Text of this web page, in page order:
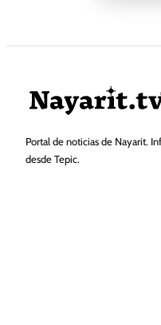
Portal de noticias de Nayarit.
desde Tepic.